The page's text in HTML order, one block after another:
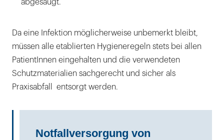
abgesaugt.
Da eine Infektion möglicherweise unbemerkt bleibt,
müssen alle etablierten Hygieneregeln stets bei allen
PatientInnen eingehalten und die verwendeten
Schutzmaterialien sachgerecht und sicher als
Praxisabfall entsorgt werden.
Notfallversorgung von